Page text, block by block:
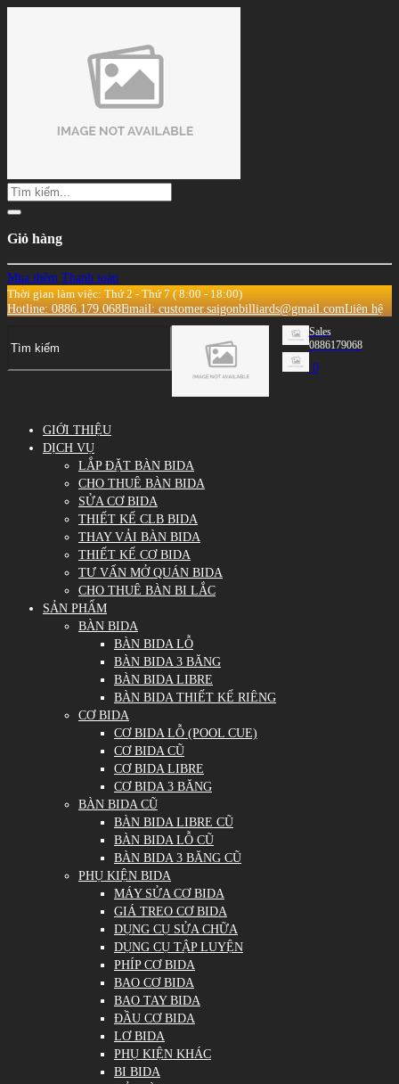
Giỏ hàng
Mua thêm Thanh toán
Thời gian làm việc: Thứ 2 - Thứ 7 ( 8:00 - 18:00)
Hotline: 0886.179.068Email: customer.saigonbilliards@gmail.comLiên hệ
Sales
0886179068
0
GIỚI THIỆU
DỊCH VỤ
LẮP ĐẶT BÀN BIDA
CHO THUÊ BÀN BIDA
SỬA CƠ BIDA
THIẾT KẾ CLB BIDA
THAY VẢI BÀN BIDA
THIẾT KẾ CƠ BIDA
TƯ VẤN MỞ QUÁN BIDA
CHO THUÊ BÀN BI LẮC
SẢN PHẨM
BÀN BIDA
BÀN BIDA LỖ
BÀN BIDA 3 BĂNG
BÀN BIDA LIBRE
BÀN BIDA THIẾT KẾ RIÊNG
CƠ BIDA
CƠ BIDA LỖ (POOL CUE)
CƠ BIDA CŨ
CƠ BIDA LIBRE
CƠ BIDA 3 BĂNG
BÀN BIDA CŨ
BÀN BIDA LIBRE CŨ
BÀN BIDA LỖ CŨ
BÀN BIDA 3 BĂNG CŨ
PHỤ KIỆN BIDA
MÁY SỬA CƠ BIDA
GIÁ TREO CƠ BIDA
DỤNG CỤ SỬA CHỮA
DỤNG CỤ TẬP LUYỆN
PHÍP CƠ BIDA
BAO CƠ BIDA
BAO TAY BIDA
ĐẦU CƠ BIDA
LƠ BIDA
PHỤ KIỆN KHÁC
BI BIDA